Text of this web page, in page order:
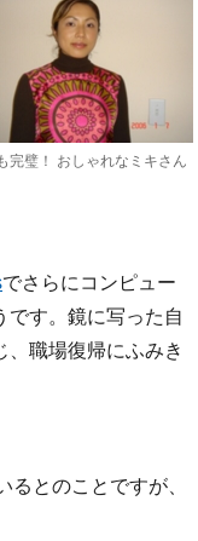
完璧！ おしゃれなミキさん
でさらにコンピュー
です。鏡に写った自
職場復帰にふみき
とのことですが、